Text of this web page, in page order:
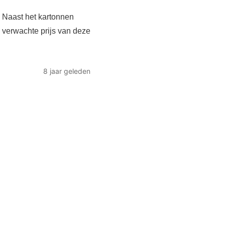
het kartonnen
prijs van deze
8 jaar geleden